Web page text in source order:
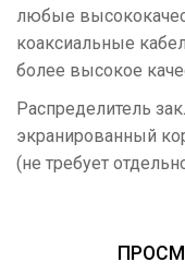
любые
коаксиальные
более высокое
Распределитель
экранированный
(не требует